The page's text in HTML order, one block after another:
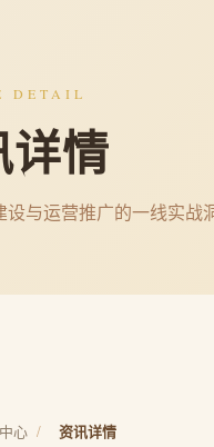
DETAIL
情
与运营推广的一线实战
心 / 资讯详情